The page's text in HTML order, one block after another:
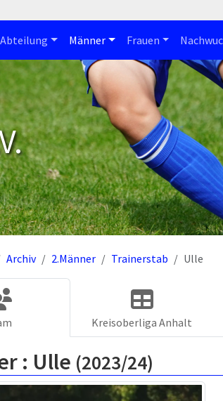
Abteilung Männer Frauen
Archiv 2.Männer Trainerstab Ulle
Kreisoberliga Anhalt
: Ulle (2023/24)